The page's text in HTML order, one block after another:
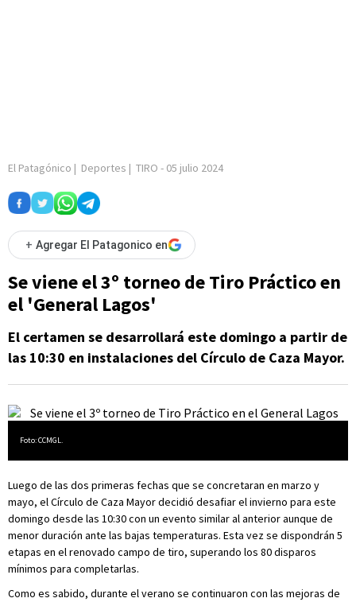
El Patagónico | Deportes | TIRO - 05 julio 2024
+ Agregar El Patagonico en
Se viene el 3º torneo de Tiro Práctico en
el 'General Lagos'
El certamen se desarrollará este domingo a partir de
las 10:30 en instalaciones del Círculo de Caza Mayor.
Foto: CCMGL.
Luego de las dos primeras fechas que se concretaran en marzo y
mayo, el Círculo de Caza Mayor decidió desafiar el invierno para este
domingo desde las 10:30 con un evento similar al anterior aunque de
menor duración ante las bajas temperaturas. Esta vez se dispondrán 5
etapas en el renovado campo de tiro, superando los 80 disparos
mínimos para completarlas.
Como es sabido, durante el verano se continuaron con las mejoras de